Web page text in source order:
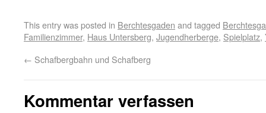
This entry was posted in Berchtesgaden and tagged
Familienzimmer, Haus Untersberg, Jugendherberge, Spielplatz,
← Schafbergbahn und Schafberg
Kommentar verfassen